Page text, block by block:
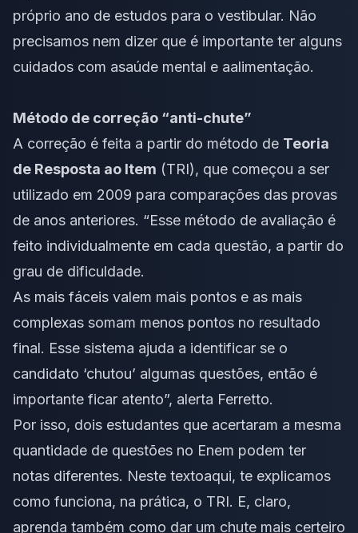
próprio ano de estudos para o vestibular. Não
precisamos nem dizer que é importante ter alguns
cuidados com asaúde mental e aalimentação.
Método de correção “anti-chute”
A correção é feita a partir do método de Teoria
de Resposta ao Item (TRI), que começou a ser
utilizado em 2009 para comparações das provas
de anos anteriores. “Esse método de avaliação é
feito individualmente em cada questão, a partir do
grau de dificuldade.
As mais fáceis valem mais pontos e as mais
complexas somam menos pontos no resultado
final. Esse sistema ajuda a identificar se o
candidato ‘chutou’ algumas questões, então é
importante ficar atento”, alerta Ferretto.
Por isso, dois estudantes que acertaram a mesma
quantidade de questões no Enem podem ter
notas diferentes. Neste textoaqui, te explicamos
como funciona, na prática, o TRI. E, claro,
aprenda também como dar um chute mais certeiro